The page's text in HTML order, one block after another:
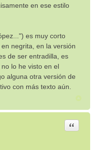
en ese estilo
es muy corto
negrita, en la versión
de ser entradilla, es
lo he visto en el
alguna otra versión de
con más texto aún.
Citar